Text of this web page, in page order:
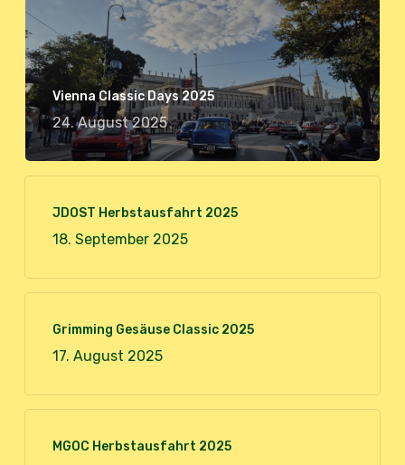
Vienna Classic Days 2025
24. August 2025
JDOST Herbstausfahrt 2025
18. September 2025
Grimming Gesäuse Classic 2025
17. August 2025
MGOC Herbstausfahrt 2025